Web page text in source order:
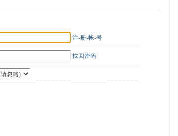
注-册-帐-号
找回密码